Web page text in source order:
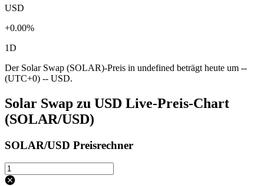
USD
+0.00%
1D
Der Solar Swap (SOLAR)-Preis in undefined beträgt heute um --
(UTC+0) -- USD.
Solar Swap zu USD Live-Preis-Chart
(SOLAR/USD)
SOLAR/USD Preisrechner